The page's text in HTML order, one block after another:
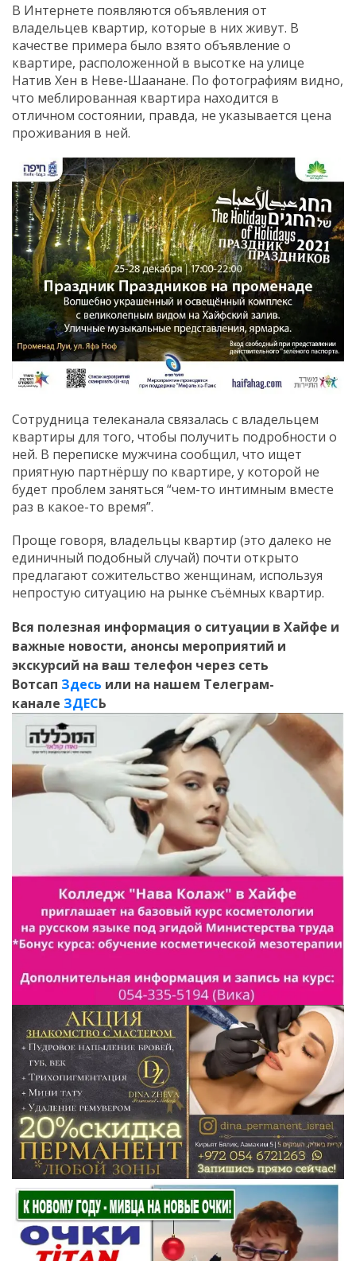
В Интернете появляются объявления от
владельцев квартир, которые в них живут. В
качестве примера было взято объявление о
квартире, расположенной в высотке на улице
Натив Хен в Неве-Шаанане. По фотографиям видно,
что меблированная квартира находится в
отличном состоянии, правда, не указывается цена
проживания в ней.
Сотрудница телеканала связалась с владельцем
квартиры для того, чтобы получить подробности о
ней. В переписке мужчина сообщил, что ищет
приятную партнёршу по квартире, у которой не
будет проблем заняться “чем-то интимным вместе
раз в какое-то время”.
Проще говоря, владельцы квартир (это далеко не
единичный подобный случай) почти открыто
предлагают сожительство женщинам, используя
непростую ситуацию на рынке съёмных квартир.
Вся полезная информация о ситуации в Хайфе и
важные новости, анонсы мероприятий и
экскурсий на ваш телефон через сеть
Вотсап Здесь или на нашем Телеграм-
канале ЗДЕСЬ